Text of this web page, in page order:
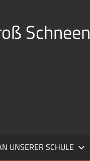
Schneen
UNSERER SCHULE